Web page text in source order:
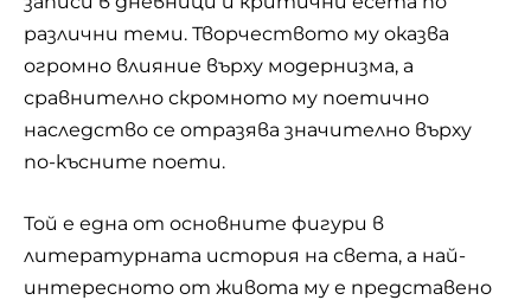
различни теми. Творчеството му оказва
огромно влияние върху модернизма, а
сравнително скромното му поетично
наследство се отразява значително върху
по-късните поети.
Той е една от основните фигури в
литературната история на света, а най-
интересното от живота му е представено